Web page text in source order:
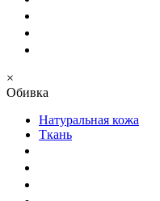
×
Обивка
Натуральная кожа
Ткань